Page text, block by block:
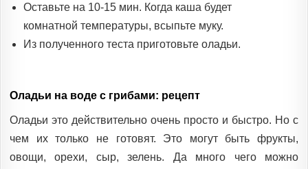
Оставьте на 10-15 мин. Когда каша будет
комнатной температуры, всыпьте муку.
Из полученного теста приготовьте оладьи.
Оладьи на воде с грибами: рецепт
Оладьи это действительно очень просто и быстро. Но с
чем их только не готовят. Это могут быть фрукты,
овощи, орехи, сыр, зелень. Да много чего можно